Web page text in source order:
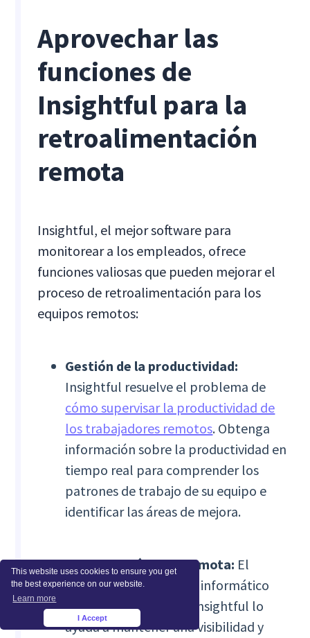
This website uses cookies to ensure you get
the best experience on our website.
Learn more
I Accept
Aprovechar las
funciones de
Insightful para la
retroalimentación
remota
Insightful, el mejor software para
monitorear a los empleados, ofrece
funciones valiosas que pueden mejorar el
proceso de retroalimentación para los
equipos remotos:
Gestión de la productividad:
Insightful resuelve el problema de
cómo supervisar la productividad de
los trabajadores remotos. Obtenga
información sobre la productividad en
tiempo real para comprender los
patrones de trabajo de su equipo e
identificar las áreas de mejora.
Visibilidad híbrida y remota: El
software de monitoreo informático
para empleadores de Insightful lo
ayuda a mantener una visibilidad y